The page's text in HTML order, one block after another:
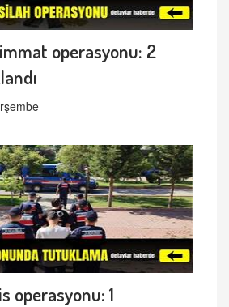
operasyonu: 2
operasyonu: 1